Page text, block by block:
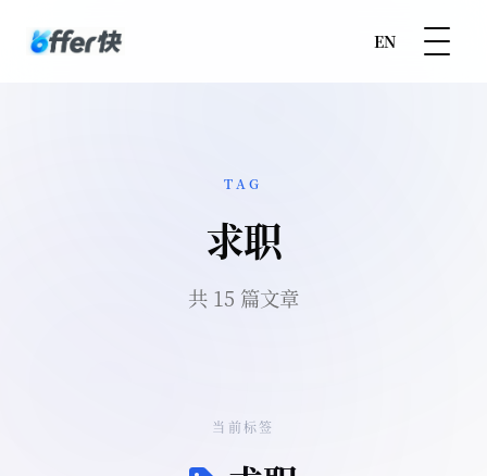
EN
TAG
求职
共 15 篇文章
当前标签